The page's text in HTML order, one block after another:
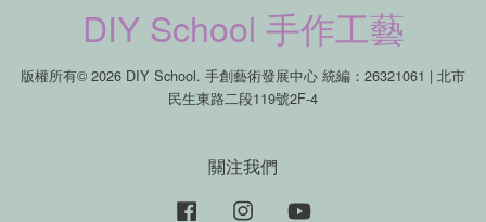
DIY School 手作工藝
版權所有© 2026 DIY School. 手創藝術發展中心 統編：26321061 | 北市
民生東路二段119號2F-4
關注我們
Facebook Instagram